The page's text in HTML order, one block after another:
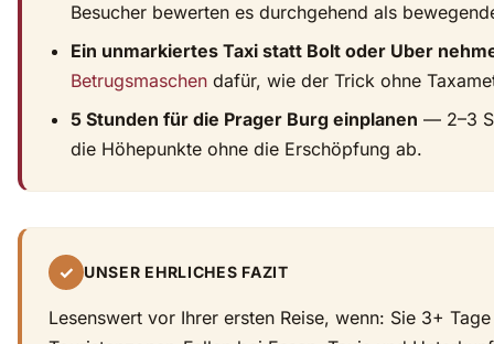
Besucher bewerten es durchgehend als
Ein unmarkiertes Taxi statt Bolt oder Uber
Betrugsmaschen dafür, wie der Trick ohne
5 Stunden für die Prager Burg einplanen — 2–3
die Höhepunkte ohne die Erschöpfung ab.
✓ UNSER EHRLICHES FAZIT
Lesenswert vor Ihrer ersten Reise, wenn: Sie 3+